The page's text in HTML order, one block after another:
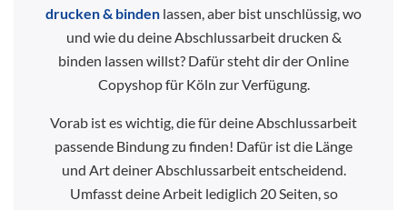
drucken & binden lassen, aber bist unschlüssig, wo
und wie du deine Abschlussarbeit drucken &
binden lassen willst? Dafür steht dir der Online
Copyshop für Köln zur Verfügung.
Vorab ist es wichtig, die für deine Abschlussarbeit
passende Bindung zu finden! Dafür ist die Länge
und Art deiner Abschlussarbeit entscheidend.
Umfasst deine Arbeit lediglich 20 Seiten, so